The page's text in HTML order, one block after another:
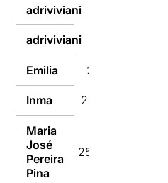
adriviviani
adriviviani
Emilia 25/10/2024
Inma 25/10/2024
Maria
José
Pereira
Pina
25/10/2024